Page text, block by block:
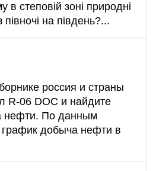
в степовій зоні природні
на південь?...
россия и страны
R-06 DOC и найдите
нефти. По данным
график добыча нефти в